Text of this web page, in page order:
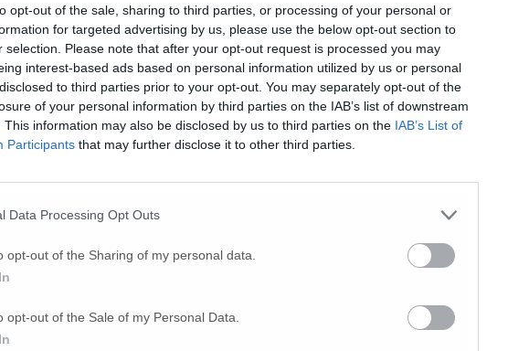
opt-out of the sale, sharing to third parties, or processing of your personal or
for targeted advertising by us, please use the below opt-out section to
selection. Please note that after your opt-out request is processed you may
interest-based ads based on personal information utilized by us or personal
to third parties prior to your opt-out. You may separately opt-out of the
of your personal information by third parties on the IAB’s list of downstream
This information may also be disclosed by us to third parties on the IAB’s List of
Participants that may further disclose it to other third parties.
Data Processing Opt Outs
opt-out of the Sharing of my personal data.
opt-out of the Sale of my Personal Data.
Severini rileva fretta anche “nell’operare sottrazioni: con la stessa delibera di giunta
il presidio”. Tranne che poi la dicitura scompare nella delibera della giunta regionale
“al periodo antecedente alla data del 1 gennaio 2018, anche se insorto
una serie di altri dubbi e perplessità. Domanda “perché l’operazione avviene come
giuridico-organizzativo lo scorporo rappresenta quanto meno una forzatura che
di Loreto (che condivide ormai da tempo varie funzioni) resta miracolosamente
la delibera di giunta ad aver voluto escludere Loreto da cotanta opportunità per i suoi